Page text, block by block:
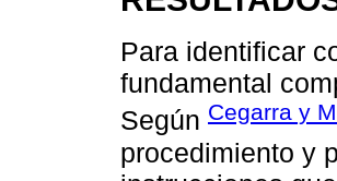
Para identificar
fundamental
Según Cegarra y
procedimiento y